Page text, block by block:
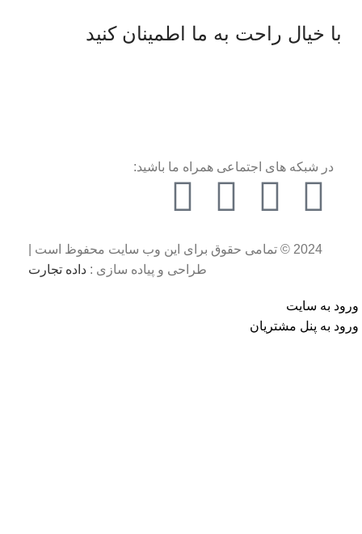
با خیال راحت به ما اطمینان کنید
در شبکه های اجتماعی همراه ما باشید:
2024 © تمامی حقوق برای این وب سایت محفوظ است |
طراحی و پیاده سازی : داده تجارت
ورود به سایت
ورود به پنل مشتریان